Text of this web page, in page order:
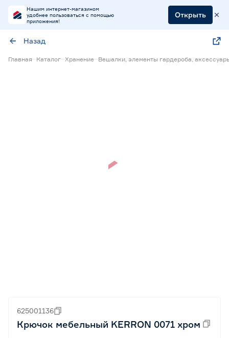
Нашим интернет-магазином
удобнее пользоваться с помощью
приложения!
Открыть
Назад
Главная Каталог Хранение Вешалки, элементы гардероба,
625001136
Крючок мебельный KERRON 0071 хром